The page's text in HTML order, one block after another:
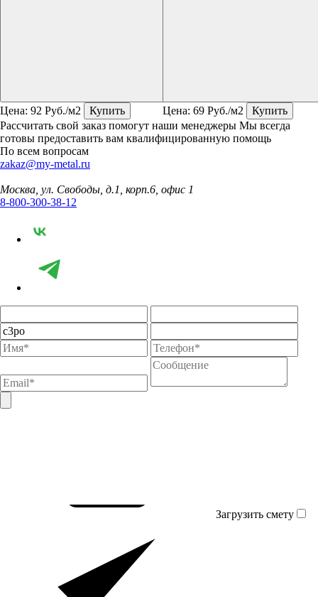
Цена: 92 Руб./м2 Купить Цена: 69 Руб./м2
Купить
Рассчитать свой заказ помогут наши менеджеры Мы всегда
готовы предоставить вам квалифицированную помощь
По всем вопросам
zakaz@my-metal.ru
Москва, ул. Свободы, д.1, корп.6, офис 1
8-800-300-38-12
Загрузить смету